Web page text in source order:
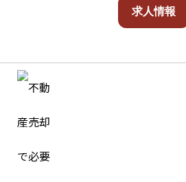
求人情報